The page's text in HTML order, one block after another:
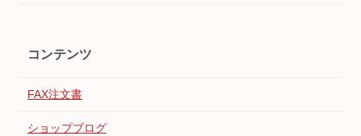
コンテンツ
FAX注文書
ショップブログ